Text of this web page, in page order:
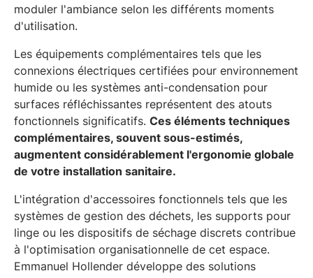
moduler l'ambiance selon les différents moments
d'utilisation.
Les équipements complémentaires tels que les
connexions électriques certifiées pour environnement
humide ou les systèmes anti-condensation pour
surfaces réfléchissantes représentent des atouts
fonctionnels significatifs. Ces éléments techniques
complémentaires, souvent sous-estimés,
augmentent considérablement l'ergonomie globale
de votre installation sanitaire.
L'intégration d'accessoires fonctionnels tels que les
systèmes de gestion des déchets, les supports pour
linge ou les dispositifs de séchage discrets contribue
à l'optimisation organisationnelle de cet espace.
Emmanuel Hollender développe des solutions